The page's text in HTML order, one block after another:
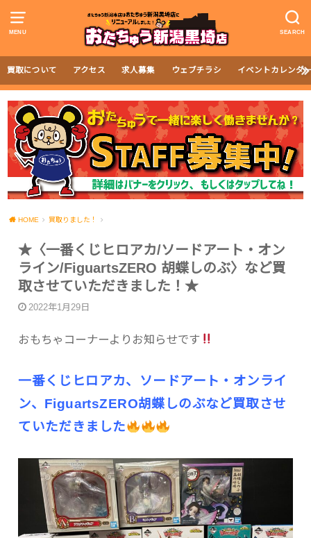
MENU SEARCH
買取について アクセス 求人募集 ウェブチラシ イベントカレンダ
HOME 買取りました！
★〈一番くじヒロアカ/ソードアート・オン
ライン/FiguartsZERO 胡蝶しのぶ〉など買
取させていただきました！★
2022年1月29日
おもちゃコーナーよりお知らせです
一番くじヒロアカ、ソードアート・オンライ
ン、FiguartsZERO胡蝶しのぶなど買取させ
ていただきました